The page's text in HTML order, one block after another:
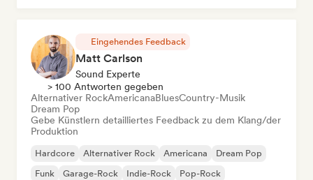
Eingehendes Feedback
Matt Carlson
Sound Experte
> 100 Antworten gegeben
Alternativer RockAmericanaBluesCountry-Musik
Dream Pop
Gebe Künstlern detailliertes Feedback zu dem Klang/der
Produktion
Hardcore Alternativer Rock Americana
Dream Pop
Funk
Garage-Rock Indie-Rock Pop-Rock